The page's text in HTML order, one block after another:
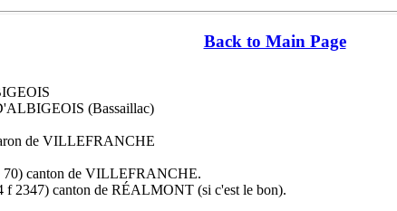
Back to Main Page
(Bassaillac)
de VILLEFRANCHE
70) canton de VILLEFRANCHE.
f 2347) canton de RÉALMONT (si c'est le bon).